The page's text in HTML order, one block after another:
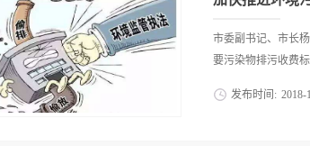
环境保护部部长专
饮用水源地水源安
后及时赶到云南，
一线返回的同志。
市委副书记、市长
要污染物排污收费
发布时间: 2018-